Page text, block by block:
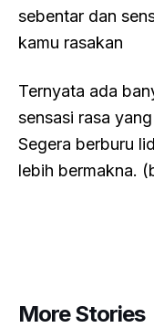
sebentar dan
kamu rasakan
Ternyata ada
sensasi rasa
Segera berburu
lebih bermakna.
More Stories